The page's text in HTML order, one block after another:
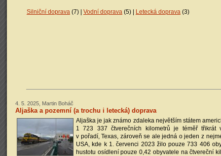
Silniční doprava (7) | Vodní doprava (5) | Letecká doprava (3)
4. 5. 2025, Martin Boháč
Aljaška a pozemní (a trochu i letecká) doprava
Aljaška je jak známo zdaleka největším státem
1 723 337 čtverečních kilometrů je téměř třikrát
v pořadí, Texas, zároveň se ale jedná o jeden z
USA, kde k 1. červenci 2023 žilo pouze 733 406
hustotu osídlení pouze 0,42 obyvatele na čtvereční